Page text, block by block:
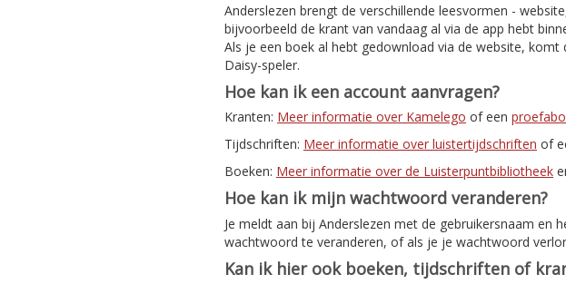
Anderslezen brengt de verschillende leesvormen -
bijvoorbeeld de krant van vandaag al via de app hebt
Als je een boek al hebt gedownload via de website,
Daisy-speler.
Hoe kan ik een account aanvragen?
Kranten: Meer informatie over Kamelego of een
Tijdschriften: Meer informatie over luistertijdschriften of
Boeken: Meer informatie over de Luisterpuntbibliotheek
Hoe kan ik mijn wachtwoord veranderen?
Je meldt aan bij Anderslezen met de gebruikersnaam
wachtwoord te veranderen, of als je je wachtwoord
Kan ik hier ook boeken, tijdschriften of